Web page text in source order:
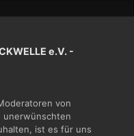
e.V. -
von
unerwünschten
ist es für uns